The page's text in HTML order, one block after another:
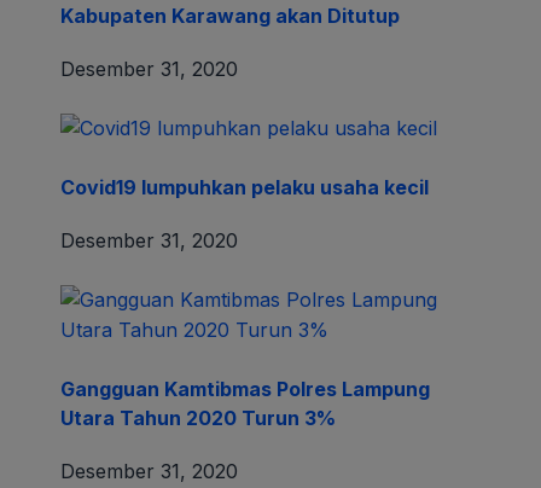
Kabupaten Karawang akan Ditutup
Desember 31, 2020
Covid19 lumpuhkan pelaku usaha kecil
Desember 31, 2020
Gangguan Kamtibmas Polres Lampung
Utara Tahun 2020 Turun 3%
Desember 31, 2020